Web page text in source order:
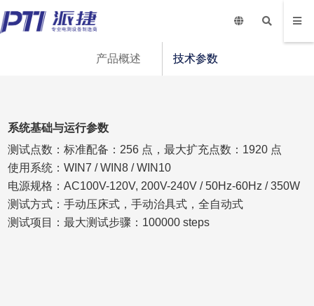
产品概述 技术参数
系统基础与运行参数
测试点数：标准配备：256 点，最大扩充点数：1920 点
使用系统：WIN7 / WIN8 / WIN10
电源规格：AC100V-120V, 200V-240V / 50Hz-60Hz / 350W
测试方式：手动压床式，手动治具式，全自动式
测试项目：最大测试步骤：100000 steps